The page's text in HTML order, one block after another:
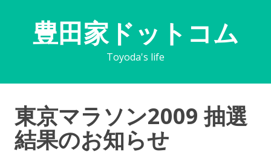
豊田家ドットコム
Toyoda's life
東京マラソン2009 抽選
結果のお知らせ